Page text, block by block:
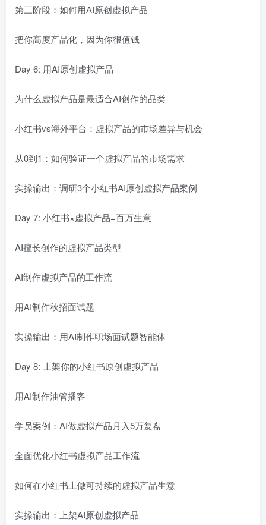
第三阶段：如何用AI原创虚拟产品
把你高度产品化，因为你很值钱
Day 6: 用AI原创虚拟产品
为什么虚拟产品是最适合AI创作的品类
小红书vs海外平台：虚拟产品的市场差异与机会
从0到1：如何验证一个虚拟产品的市场需求
实操输出：调研3个小红书AI原创虚拟产品案例
Day 7: 小红书×虚拟产品=百万生意
AI擅长创作的虚拟产品类型
AI制作虚拟产品的工作流
用AI制作秋招面试题
实操输出：用AI制作职场面试题智能体
Day 8: 上架你的小红书原创虚拟产品
用AI制作油管播客
学员案例：AI做虚拟产品月入5万复盘
全面优化小红书虚拟产品工作流
如何在小红书上做可持续的虚拟产品生意
实操输出：上架AI原创虚拟产品